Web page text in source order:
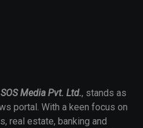
SOS Media Pvt. Ltd., stands as
portal. With a keen focus on
real estate, banking and